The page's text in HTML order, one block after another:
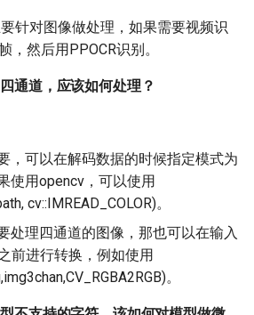
加
，
网络
硬件平
？
针对图像做处理，如果需要视频识
，然后用PPOCR识别。
通道，应该如何处理？
，可以在解码数据的时候指定模式为
使用opencv，可以使用
cv::IMREAD_COLOR)。
处理四通道的图像，那也可以在输入
前进行转换，例如使用
。